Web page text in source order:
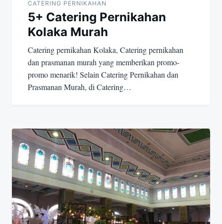
CATERING PERNIKAHAN
5+ Catering Pernikahan
Kolaka Murah
Catering pernikahan Kolaka, Catering pernikahan
dan prasmanan murah yang memberikan promo-
promo menarik! Selain Catering Pernikahan dan
Prasmanan Murah, di Catering…